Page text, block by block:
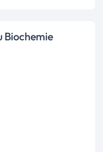
Biochemie